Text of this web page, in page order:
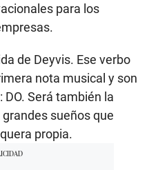
para los
de Deyvis. Ese verbo
nota musical y son
Será también la
sueños que
propia.